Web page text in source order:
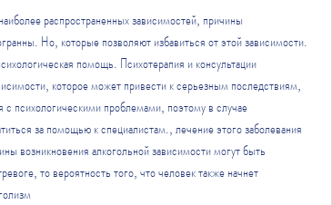
распространенных зависимостей, причины
Но, которые позволяют избавиться от этой зависимости.
помощь. Психотерапия и консультации
которое может привести к серьезным последствиям,
психологическими проблемами, поэтому в случае
за помощью к специалистам., лечение этого заболевания
возникновения алкогольной зависимости могут быть
то вероятность того, что человек также начнет